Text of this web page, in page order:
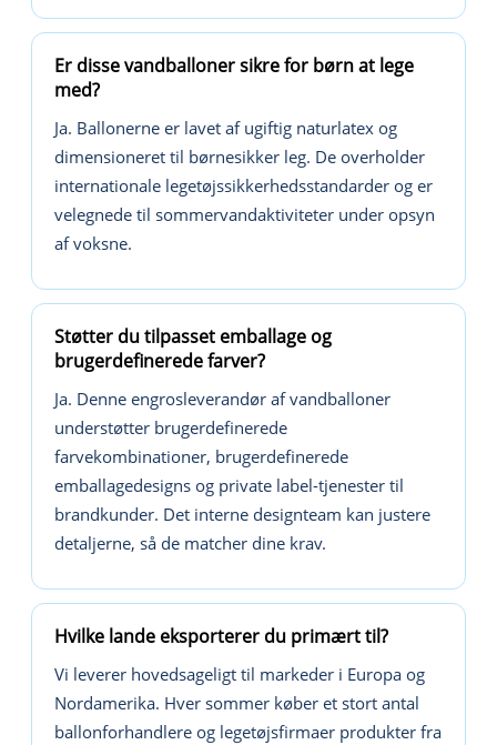
Er disse vandballoner sikre for børn at lege
med?
Ja. Ballonerne er lavet af ugiftig naturlatex og
dimensioneret til børnesikker leg. De overholder
internationale legetøjssikkerhedsstandarder og er
velegnede til sommervandaktiviteter under opsyn
af voksne.
Støtter du tilpasset emballage og
brugerdefinerede farver?
Ja. Denne engrosleverandør af vandballoner
understøtter brugerdefinerede
farvekombinationer, brugerdefinerede
emballagedesigns og private label-tjenester til
brandkunder. Det interne designteam kan justere
detaljerne, så de matcher dine krav.
Hvilke lande eksporterer du primært til?
Vi leverer hovedsageligt til markeder i Europa og
Nordamerika. Hver sommer køber et stort antal
ballonforhandlere og legetøjsfirmaer produkter fra